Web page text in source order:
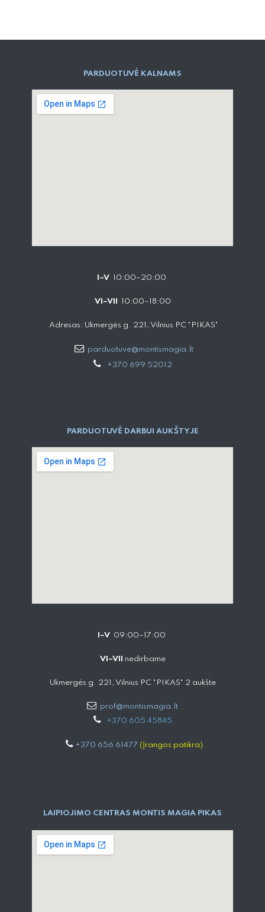
PARD​UOTUVĖ​ KALNAMS
I–V 10:00–20:00
VI–VII 10:00–18:00
Adresas: Ukmergės g. 221, Vilnius PC "PIKAS"
parduotuve@montismagia.lt
+370 699 52012
PARDUOTUVĖ DARBUI AUKŠTYJE
I–V 09:00–17:00
VI–VII nedirbame
Ukmergės g. 221, Vilnius PC "PIKAS" 2 aukšte
prof@montismagia.lt
+370 605 4584​5
+370 656 61477 (Įrangos patikra)
LAIPIOJIMO CENTRAS MONTIS MAGIA PIKAS